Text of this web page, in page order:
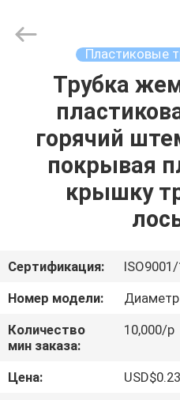
ПРОДУКТЫ
ПУТЕШЕСТВИЕ
ФАБРИКИ
ПРОВЕРКА
КАЧЕСТВА
Copyright
Пластиковые
Трубка
горячий
покрывая
крышку
Сертификация:
Номер модели:
Диаметр
Количество
мин заказа:
10,000/p
Цена:
USD$0.23